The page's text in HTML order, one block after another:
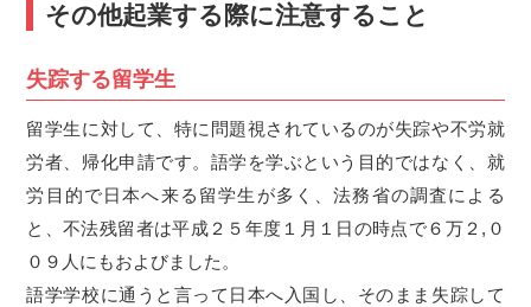
その他起業する際に注意すること
失踪する留学生
留学生に対して、特に問題視されているのが失踪や不労就
労者、帰化申請です。語学を学ぶという目的ではなく、就
労目的で日本へ来る留学生が多く、法務省の調査による
と、不法残留者は平成２５年度１月１日の時点で６万２,０
０９人にもおよびました。
語学学校に通うと言って日本へ入国し、そのまま失踪して